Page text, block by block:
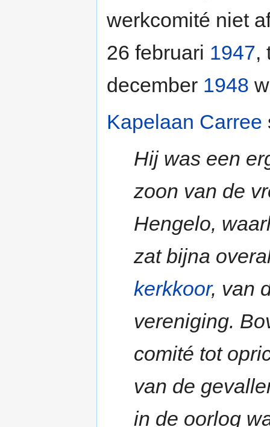
werkcomité niet
26 februari 1947,
december 1948
Kapelaan Carree
Hij was een
zoon van de
Hengelo,
zat bijna
kerkkoor, van
vereniging.
comité tot
van de
in de oorlog